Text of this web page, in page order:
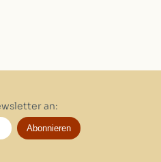
an:
Abonnieren